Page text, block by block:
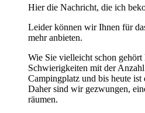
Hier die Nachricht, die ich
Leider können wir Ihnen für
mehr anbieten.
Wie Sie vielleicht schon gehört
Schwierigkeiten mit der
Campingplatz und bis heute
Daher sind wir gezwungen,
räumen.